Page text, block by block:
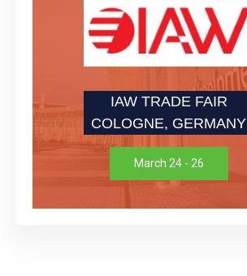
IAW TRADE FAIR
COLOGNE, GERMANY
March 24 - 26